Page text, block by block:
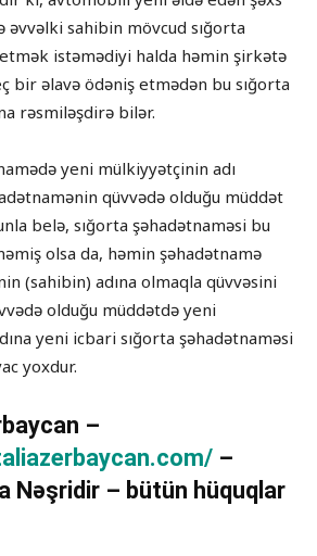
əvvəlki sahibin mövcud sığorta
istəmədiyi halda həmin şirkətə
bir əlavə ödəniş etmədən bu sığorta
rəsmiləşdirə bilər.
yeni mülkiyyətçinin adı
qüvvədə olduğu müddət
belə, sığorta şəhadətnaməsi bu
olsa da, həmin şəhadətnamə
(sahibin) adına olmaqla qüvvəsini
olduğu müddətdə yeni
yeni icbari sığorta şəhadətnaməsi
yoxdur.
–
–
Nəşridir – bütün hüquqlar